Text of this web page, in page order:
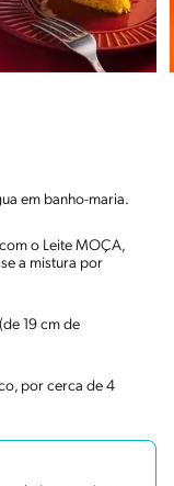
em banho-maria.
o Leite MOÇA,
a mistura por
19 cm de
por cerca de 4